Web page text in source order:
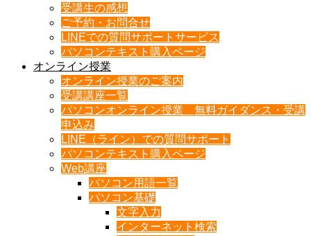
受講生の感想
ご予約・お問合せ
LINEでの質問サポートサービス
パソコンテキスト購入ページ
オンライン授業
オンライン授業のご案内
受講講座一覧
パソコンオンライン授業 無料ガイダンス・受講
申込み
LINE（ライン）での質問サポート
パソコンテキスト購入ページ
Web講座
パソコン用語一覧
パソコン基礎
文字入力
インターネット検索